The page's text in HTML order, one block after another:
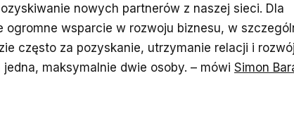
nowych partnerów z naszej sieci. Dla
ogromne wsparcie w rozwoju biznesu, w
często za pozyskanie, utrzymanie relacji i rozwój
maksymalnie dwie osoby. – mówi Simon